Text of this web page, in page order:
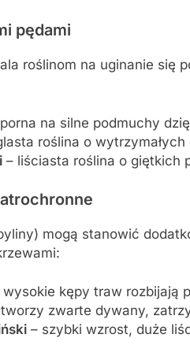
pędami
roślinom na uginanie się
na silne podmuchy
roślina o wytrzymałych
– liściasta roślina o giętkich
mogą stanowić
kępy traw rozbijają
zwarte dywany,
– szybki wzrost, duże